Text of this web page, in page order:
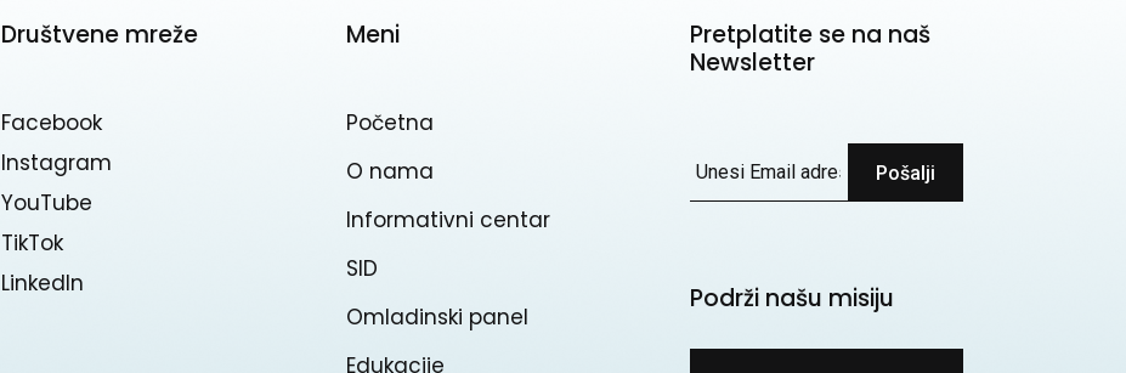
Društvene mreže
Facebook
Instagram
YouTube
TikTok
Linkedln
Meni
Početna
O nama
Informativni centar
SID
Omladinski panel
Edukacije
Pretplatite se na naš
Newsletter
Pošalji
Podrži našu misiju